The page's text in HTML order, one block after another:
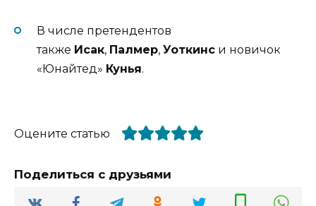
В числе претендентов
также Исак, Палмер, Уоткинс и новичок
«Юнайтед» Кунья.
Оцените статью
Поделиться с друзьями